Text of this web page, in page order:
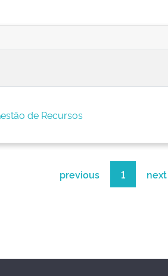
de Recursos
previous 1 next